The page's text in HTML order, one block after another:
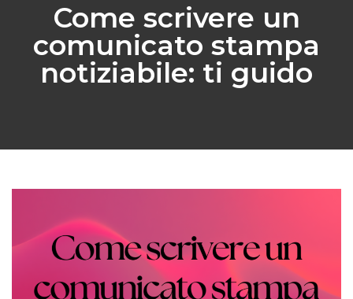
Come scrivere un
comunicato stampa
notiziabile: ti guido